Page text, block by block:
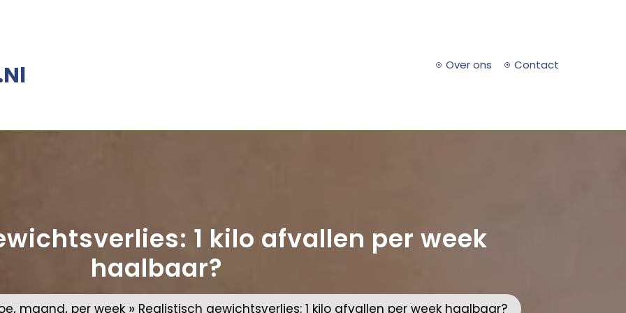
Over ons Contact
1 kilo afvallen per week
haalbaar?
, maand, per week » Realistisch gewichtsverlies: 1 kilo afvallen per week haalbaar?